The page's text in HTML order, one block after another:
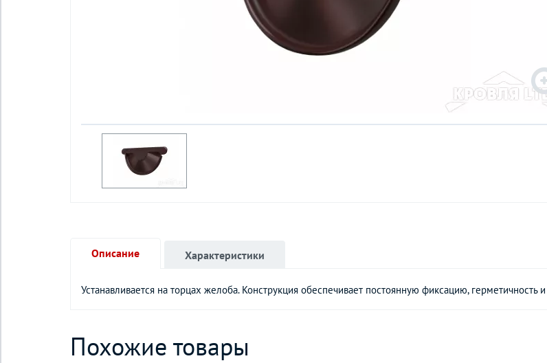
Описание
Устанавливается на торцах желоба. Конструкция обеспечивает постоянную фиксацию, герметичность
Характеристики
Похожие товары